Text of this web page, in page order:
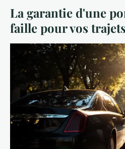
La garantie d'une
faille pour vos